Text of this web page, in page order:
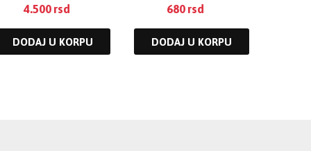
4.500 rsd
DODAJ U KORPU
680 rsd
DODAJ U KORPU